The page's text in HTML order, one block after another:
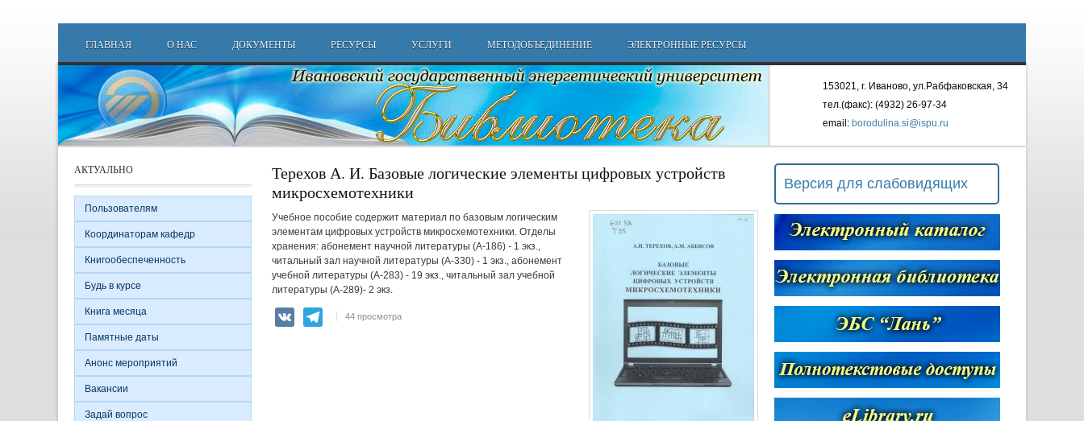
Main menu
ГЛАВНАЯ О НАС ДОКУМЕНТЫ РЕСУРСЫ УСЛУГИ МЕТОДОБЪЕДИНЕНИЕ ЭЛЕКТРОННЫЕ РЕСУРСЫ
153021, г. Иваново, ул.Рабфаковская, 34
тел.(факс): (4932) 26-97-34
email: borodulina.si@ispu.ru
Терехов А. И. Базовые логические элементы цифровых устройств
микросхемотехники
Учебное пособие содержит материал по базовым логическим
элементам цифровых устройств микросхемотехники. Отделы
хранения: абонемент научной литературы (А-186) - 1 экз.,
читальный зал научной литературы (А-330) - 1 экз., абонемент
учебной литературы (А-283) - 19 экз., читальный зал учебной
литературы (А-289)- 2 экз.
VK Telegram
44 просмотра
АКТУАЛЬНО
Пользователям
Координаторам кафедр
Книгообеспеченность
Будь в курсе
Книга месяца
Памятные даты
Анонс мероприятий
Вакансии
Задай вопрос
Версия для слабовидящих